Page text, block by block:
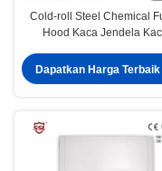
Cold-roll Steel Chemical
Hood Kaca Jendela
Dapatkan Harga Terbaik